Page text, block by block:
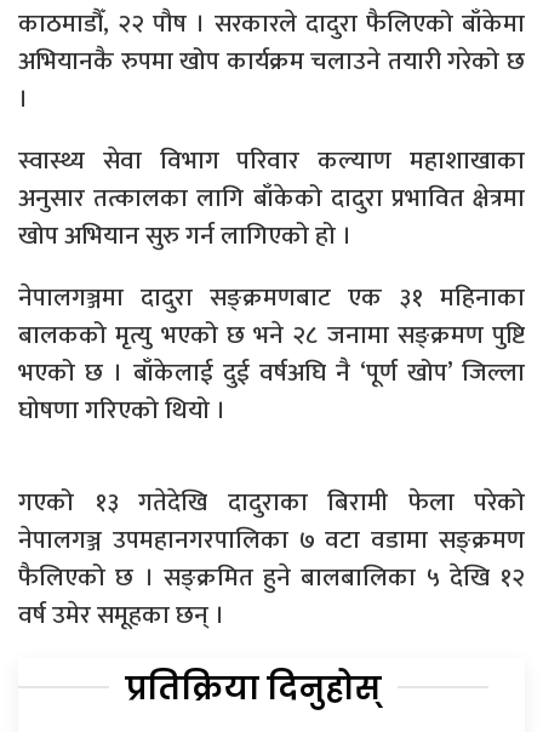
काठमाडौँ, २२ पौष । सरकारले दादुरा फैलिएको बाँकेमा
अभियानकै रुपमा खोप कार्यक्रम चलाउने तयारी गरेको छ
।
स्वास्थ्य सेवा विभाग परिवार कल्याण महाशाखाका
अनुसार तत्कालका लागि बाँकेको दादुरा प्रभावित क्षेत्रमा
खोप अभियान सुरु गर्न लागिएको हो ।
नेपालगञ्जमा दादुरा सङ्क्रमणबाट एक ३१ महिनाका
बालकको मृत्यु भएको छ भने २८ जनामा सङ्क्रमण पुष्टि
भएको छ । बाँकेलाई दुई वर्षअघि नै ‘पूर्ण खोप’ जिल्ला
घोषणा गरिएको थियो ।
गएको १३ गतेदेखि दादुराका बिरामी फेला परेको
नेपालगञ्ज उपमहानगरपालिका ७ वटा वडामा सङ्क्रमण
फैलिएको छ । सङ्क्रमित हुने बालबालिका ५ देखि १२
वर्ष उमेर समूहका छन् ।
प्रतिक्रिया दिनुहोस्